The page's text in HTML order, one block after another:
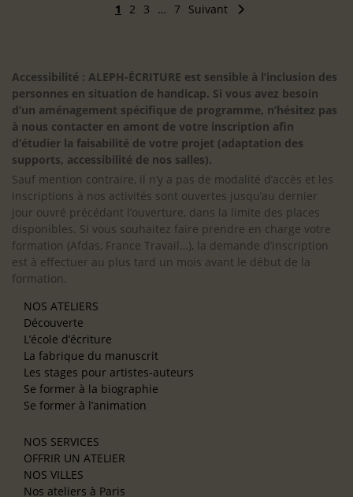
1 2 3 … 7 Suivant
Accessibilité : ALEPH-ÉCRITURE est sensible à l’inclusion des
personnes en situation de handicap. Si vous avez besoin
d’un aménagement spécifique de programme, n’hésitez pas
à nous contacter en amont de votre inscription afin
d’étudier la faisabilité de votre projet (adaptation des
supports, accessibilité de nos salles).
Sauf mention contraire, il n’y a pas de modalité d’accès et les
inscriptions à nos activités sont ouvertes jusqu’au dernier
jour ouvré précédant l’ouverture, dans la limite des places
disponibles. Si vous souhaitez faire prendre en charge votre
formation (Afdas, France Travail…), la demande d’inscription
est à effectuer au plus tard un mois avant le début de la
formation.
NOS ATELIERS
Découverte
L’école d’écriture
La fabrique du manuscrit
Les stages pour artistes-auteurs
Se former à la biographie
Se former à l’animation
NOS SERVICES
OFFRIR UN ATELIER
NOS VILLES
Nos ateliers à Paris